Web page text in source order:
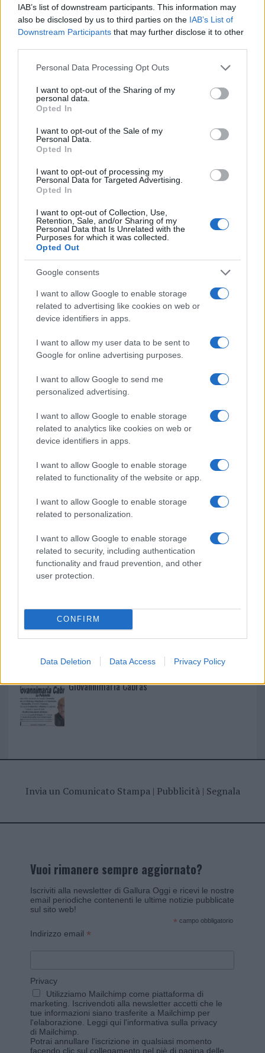
IAB’s list of downstream participants. This information may
also be disclosed by us to third parties on the IAB’s List of
Downstream Participants that may further disclose it to other
Please note that this website/app uses one or more Google
not limited to your visit or usage behaviour. You may click to
grant or deny consent to Google and its third-party tags to
use your data for below specified purposes in below Google
consent section.
Personal Data Processing Opt Outs
I want to opt-out of the Sharing of my
personal data.
Opted In
I want to opt-out of the Sale of my
Personal Data.
Opted In
I want to opt-out of processing my
Personal Data for Targeted Advertising.
Opted In
I want to opt-out of Collection, Use,
Retention, Sale, and/or Sharing of my
Personal Data that Is Unrelated with the
Purposes for which it was collected.
Opted Out
Google consents
I want to allow Google to enable storage
related to advertising like cookies on web or
device identifiers in apps.
I want to allow my user data to be sent to
Google for online advertising purposes.
I want to allow Google to send me
personalized advertising.
I want to allow Google to enable storage
related to analytics like cookies on web or
device identifiers in apps.
I want to allow Google to enable storage
related to functionality of the website or app.
I want to allow Google to enable storage
related to personalization.
I want to allow Google to enable storage
related to security, including authentication
functionality and fraud prevention, and other
user protection.
CONFIRM
Data Deletion Data Access Privacy Policy
Strada Sassari-Olbia, incidente all’alba: ferito il
conducente
gallurese: gli appuntamenti da non perdere
Lettini e arredi abusivi sulla spiaggia libera,
sequestri a Olbia e Arzachena
È morto Francesco Guccini, il maestro che si
NECROLOGIE
Mario Malu
Paolo Pinna
Martina Agostina Diturco
I nostri cari
I nostri cari
Giovannimaria Cabras
Invia un Comunicato Stampa| Pubblicità| Segnala
Vuoi rimanere sempre aggiornato?
Iscriviti alla newsletter di Gallura Oggi e ricevi le nostre
email periodiche contenenti le ultime notizie pubblicate
sul sito web!
* campo obbligatorio
Indirizzo email *
Privacy
Utilizziamo Mailchimp come piattaforma di
marketing. Iscrivendoti alla newsletter accetti che le
tue informazioni siano trasferite a Mailchimp per
l'elaborazione. Leggi qui l'informativa sulla privacy
di Mailchimp
Potrai annullare l'iscrizione in qualsiasi momento
facendo clic sul collegamento nel piè di pagina delle